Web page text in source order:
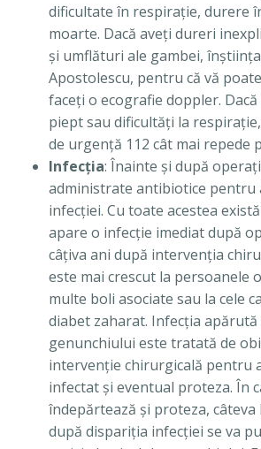
dificultate în respiraţie, durere
moarte. Dacă aveţi dureri
şi umflături ale gambei,
Apostolescu, pentru că vă
faceţi o ecografie doppler.
piept sau dificultăţi la
de urgenţă 112 cât mai repede
Infecţia: Înainte şi după
administrate antibiotice pentru
infecţiei. Cu toate acestea
apare o infecţie imediat după
câţiva ani după intervenţia
este mai crescut la persoanele
multe boli asociate sau la cele
diabet zaharat. Infecţia
genunchiului este tratată de
intervenţie chirurgicală pentru
infectat şi eventual proteza. În
îndepărtează şi proteza,
după dispariţia infecţiei se va